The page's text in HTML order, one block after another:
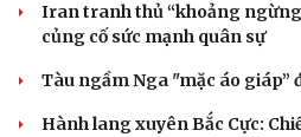
Iran tranh thủ “khoảng
củng cố sức mạnh quân sự
Tàu ngầm Nga "mặc áo giáp”
Hành lang xuyên Bắc Cực: